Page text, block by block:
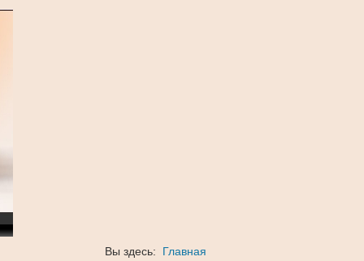
Вы здесь: Главная